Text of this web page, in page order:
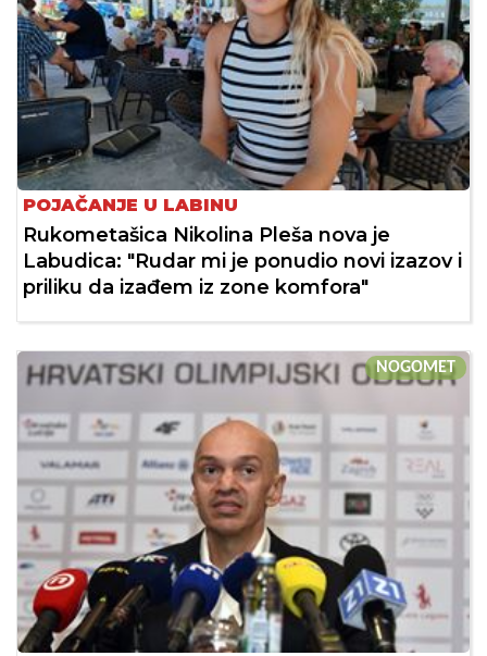
POJAČANJE U LABINU
Rukometašica Nikolina Pleša nova je
Labudica: "Rudar mi je ponudio novi izazov i
priliku da izađem iz zone komfora"
NOGOMET